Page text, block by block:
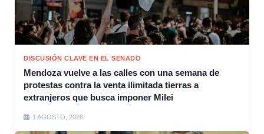
DISCUSIÓN CLAVE EN EL SENADO
Mendoza vuelve a las calles con una semana de
protestas contra la venta ilimitada tierras a
extranjeros que busca imponer Milei
1 AGOSTO, 2026